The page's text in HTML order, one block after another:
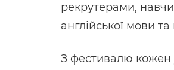
рекрутерами,
англійської мови
З фестивалю кожен